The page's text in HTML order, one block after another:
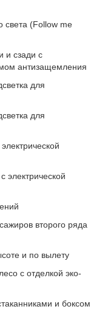
света (Follow me
и сзади с
антизащемления
для
для
электрической
второго ряда
и по вылету
с отделкой эко-
и боксом